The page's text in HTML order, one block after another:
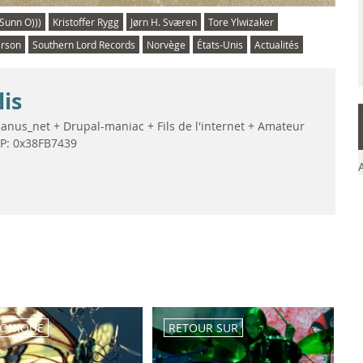
Sunn O))) Kristoffer Rygg Jørn H. Sværen
Tore Ylwizaker
Southern Lord Records Norvège États-Unis Actualités
+ Drupal-maniac + Fils de l'internet + Amateur
0x38FB7439
RETOUR SUR